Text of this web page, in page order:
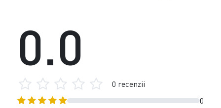
0
0.0
0 recenzii